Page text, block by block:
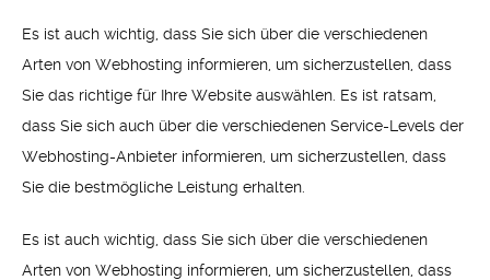
Es ist auch wichtig, dass Sie sich über die verschiedenen
Arten von Webhosting informieren, um sicherzustellen, dass
Sie das richtige für Ihre Website auswählen. Es ist ratsam,
dass Sie sich auch über die verschiedenen Service-Levels der
Webhosting-Anbieter informieren, um sicherzustellen, dass
Sie die bestmögliche Leistung erhalten.
Es ist auch wichtig, dass Sie sich über die verschiedenen
Arten von Webhosting informieren, um sicherzustellen, dass